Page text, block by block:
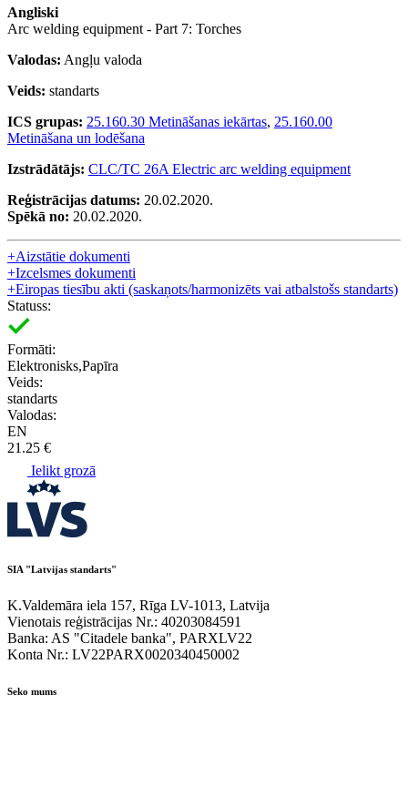
Angliski
Arc welding equipment - Part 7: Torches
Valodas: Angļu valoda
Veids: standarts
ICS grupas: 25.160.30 Metināšanas iekārtas, 25.160.00
Metināšana un lodēšana
Izstrādātājs: CLC/TC 26A Electric arc welding equipment
Reģistrācijas datums: 20.02.2020.
Spēkā no: 20.02.2020.
+Aizstātie dokumenti
+Izcelsmes dokumenti
+Eiropas tiesību akti (saskaņots/harmonizēts vai atbalstošs standarts)
Statuss:
Formāti:
Elektronisks,Papīra
Veids:
standarts
Valodas:
EN
21.25 €
Ielikt grozā
SIA "Latvijas standarts"
K.Valdemāra iela 157, Rīga LV-1013, Latvija
Vienotais reģistrācijas Nr.: 40203084591
Banka: AS "Citadele banka", PARXLV22
Konta Nr.: LV22PARX0020340450002
Seko mums